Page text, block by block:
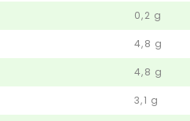
0,2 g
4,8 g
4,8 g
3,1 g